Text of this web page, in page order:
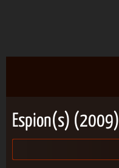
Espion(s) (2009)